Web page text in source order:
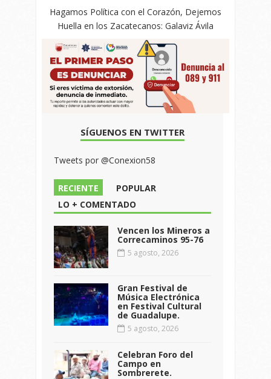
Hagamos Política con el Corazón, Dejemos
Huella en los Zacatecanos: Galaviz Ávila
SÍGUENOS EN TWITTER
Tweets por @Conexion58
RECIENTE
POPULAR
LO + COMENTADO
Vencen los Mineros a
Correcaminos 95-76
5 agosto, 2026
Gran Festival de
Música Electrónica
en Festival Cultural
de Guadalupe.
5 agosto, 2026
Celebran Foro del
Campo en
Sombrerete.